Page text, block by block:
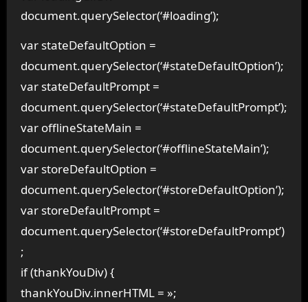
document.querySelector(‘#loading’);
var stateDefaultOption =
document.querySelector(‘#stateDefaultOption’);
var stateDefaultPrompt =
document.querySelector(‘#stateDefaultPrompt’);
var offlineStateMain =
document.querySelector(‘#offlineStateMain’);
var storeDefaultOption =
document.querySelector(‘#storeDefaultOption’);
var storeDefaultPrompt =
document.querySelector(‘#storeDefaultPrompt’)
;
if (thankYouDiv) {
thankYouDiv.innerHTML = »;